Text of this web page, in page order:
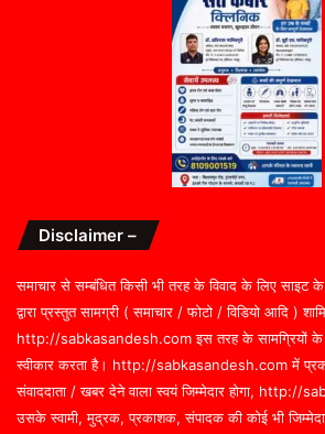
Disclaimer –
समाचार से सम्बंधित किसी भी तरह के विवाद के लिए साइट
द्वारा प्रस्तुत सामग्री ( समाचार / फोटो / विडियो आदि )
http://sabkasandesh.com इस तरह के सामग्रियों के
स्वीकार करता है। http://sabkasandesh.com में
संवाददाता / खबर देने वाला स्वयं जिम्मेदार होगा, http://
उसके स्वामी, मुद्रक, प्रकाशक, संपादक की कोई भी